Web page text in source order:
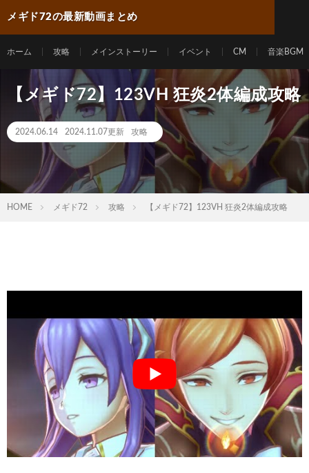
メギド72の最新動画まとめ
ホーム 攻略 メインストーリー イベント CM 音楽BGM
【メギド72】123VH 狂炎2体編成攻略
2024.06.14 2024.11.07更新 攻略
HOME メギド72 攻略 【メギド72】123VH 狂炎2体編成攻略